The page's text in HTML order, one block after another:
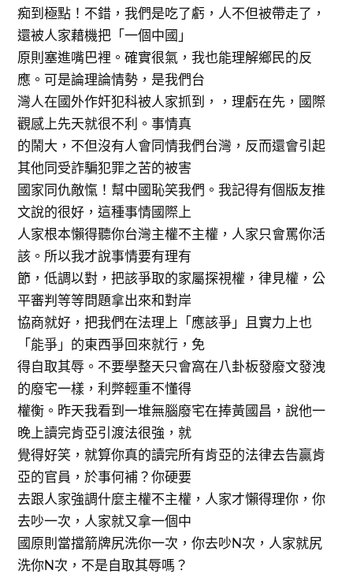
痴到極點！不錯，我們是吃了虧，人不但被帶走了，
還被人家藉機把「一個中國」
原則塞進嘴巴裡。確實很氣，我也能理解鄉民的反
應。可是論理論情勢，是我們台
灣人在國外作奸犯科被人家抓到，，理虧在先，國際
觀感上先天就很不利。事情真
的鬧大，不但沒有人會同情我們台灣，反而還會引起
其他同受詐騙犯罪之苦的被害
國家同仇敵愾！幫中國恥笑我們。我記得有個版友推
文說的很好，這種事情國際上
人家根本懶得聽你台灣主權不主權，人家只會罵你活
該。所以我才說事情要有理有
節，低調以對，把該爭取的家屬探視權，律見權，公
平審判等等問題拿出來和對岸
協商就好，把我們在法理上「應該爭」且實力上也
「能爭」的東西爭回來就行，免
得自取其辱。不要學整天只會窩在八卦板發廢文發洩
的廢宅一樣，利弊輕重不懂得
權衡。昨天我看到一堆無腦廢宅在捧黃國昌，說他一
晚上讀完肯亞引渡法很強，就
覺得好笑，就算你真的讀完所有肯亞的法律去告贏肯
亞的官員，於事何補？你硬要
去跟人家強調什麼主權不主權，人家才懶得理你，你
去吵一次，人家就又拿一個中
國原則當擋箭牌尻洗你一次，你去吵N次，人家就尻
洗你N次，不是自取其辱嗎？